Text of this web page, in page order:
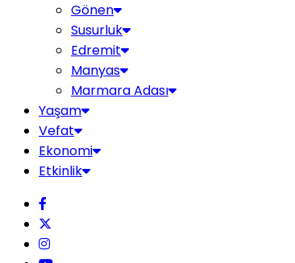
Gönen
Susurluk
Edremit
Manyas
Marmara Adası
Yaşam
Vefat
Ekonomi
Etkinlik